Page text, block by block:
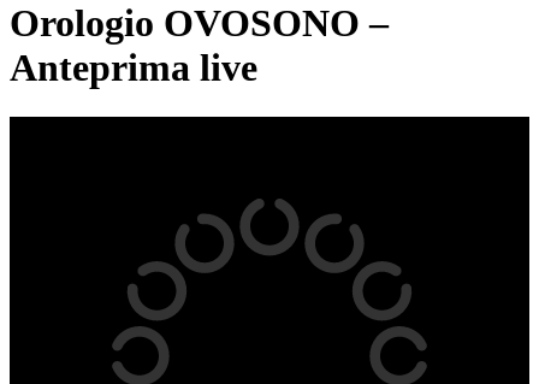
Orologio OVOSONO –
Anteprima live